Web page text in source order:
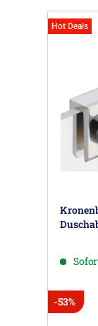
Hot Deals
-53%